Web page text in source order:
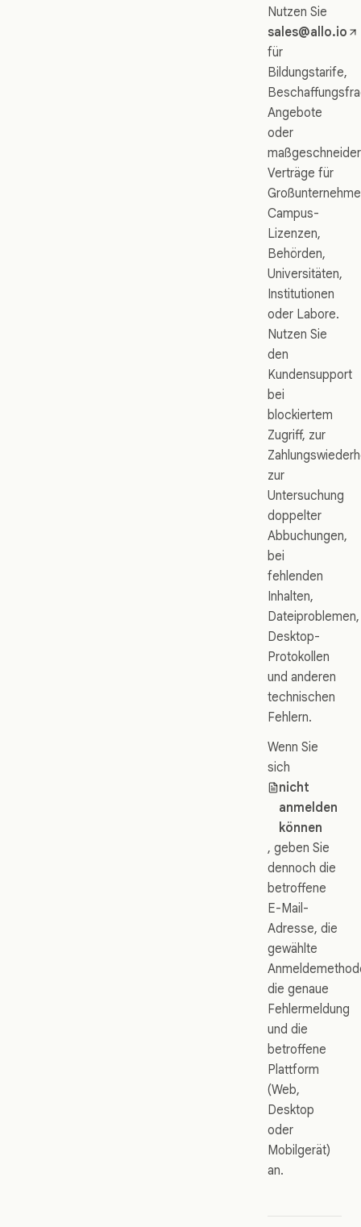
Nutzen Sie
sales@allo.io
für
Bildungstarife,
Angebote
oder
Verträge für
Campus-
Lizenzen,
Behörden,
Universitäten,
Institutionen
oder Labore.
Nutzen Sie
den
Kundensupport
bei
blockiertem
Zugriff, zur
zur
Untersuchung
doppelter
Abbuchungen,
bei
fehlenden
Inhalten,
Dateiproblemen,
Desktop-
Protokollen
und anderen
technischen
Fehlern.
Wenn Sie
sich
nicht
anmelden
können
, geben Sie
dennoch die
betroffene
E-Mail-
Adresse, die
gewählte
die genaue
Fehlermeldung
und die
betroffene
Plattform
(Web,
Desktop
oder
Mobilgerät)
an.